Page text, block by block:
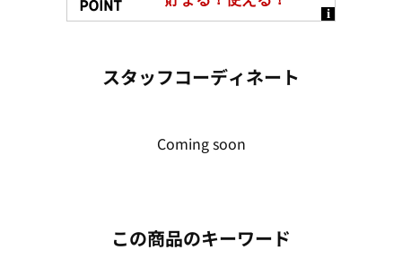
スタッフコーディネート
Coming soon
この商品のキーワード